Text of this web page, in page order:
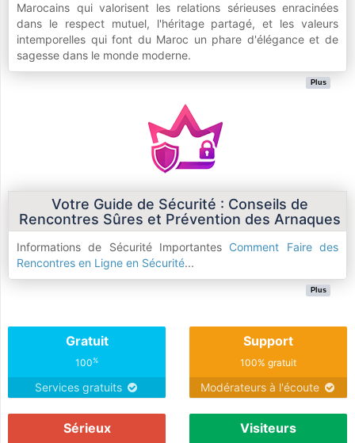
Marocains qui valorisent les relations sérieuses enracinées
dans le respect mutuel, l'héritage partagé, et les valeurs
intemporelles qui font du Maroc un phare d'élégance et de
sagesse dans le monde moderne.
Plus
Votre Guide de Sécurité : Conseils de
Rencontres Sûres et Prévention des Arnaques
Informations de Sécurité Importantes Comment Faire des
Rencontres en Ligne en Sécurité...
Plus
Gratuit
100%
Services gratuits
Support
100% gratuit
Modérateurs à l'écoute
Sérieux Visiteurs